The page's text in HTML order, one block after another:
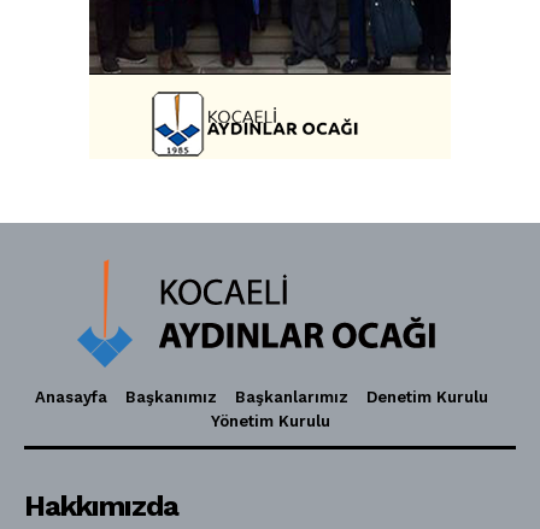
Anasayfa Başkanımız Başkanlarımız
Denetim Kurulu
Yönetim Kurulu
Hakkımızda